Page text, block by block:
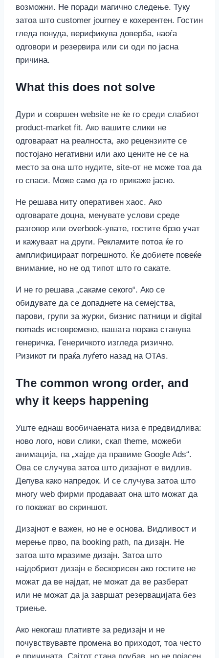
возможни. Не поради магично следење. Туку
затоа што customer journey е кохерентен. Гостин
гледа понуда, верификува доверба, наоѓа
одговори и резервира или си оди по јасна
причина.
What this does not solve
Дури и совршен website не ќе го среди слабиот
product-market fit. Ако вашите слики не
одговараат на реалноста, ако рецензиите се
постојано негативни или ако цените не се на
место за она што нудите, site-от не може тоа да
го спаси. Може само да го прикаже јасно.
Не решава ниту оперативен хаос. Ако
одговарате доцна, менувате услови среде
разговор или overbook-увате, гостите брзо учат
и кажуваат на други. Рекламите потоа ќе го
амплифицираат погрешното. Ќе добиете повеќе
внимание, но не од типот што го сакате.
И не го решава „сакаме секого“. Ако се
обидувате да се допаднете на семејства,
парови, групи за журки, бизнис патници и digital
nomads истовремено, вашата порака станува
генеричка. Генеричкото изгледа ризично.
Ризикот ги праќа луѓето назад на OTAs.
The common wrong order, and
why it keeps happening
Уште еднаш вообичаената низа е предвидлива:
ново лого, нови слики, скап theme, можеби
анимација, па „хајде да правиме Google Ads“.
Ова се случува затоа што дизајнот е видлив.
Делува како напредок. И се случува затоа што
многу web фирми продаваат она што можат да
го покажат во скриншот.
Дизајнот е важен, но не е основа. Видливост и
мерење прво, па booking path, па дизајн. Не
затоа што мразиме дизајн. Затоа што
најдобриот дизајн е бескорисен ако гостите не
можат да ве најдат, не можат да ве разберат
или не можат да ја завршат резервацијата без
триење.
Ако некогаш плативте за редизајн и не
почувствувавте промена во приходот, тоа често
е причината. Сајтот стана поубав, но не појасен.